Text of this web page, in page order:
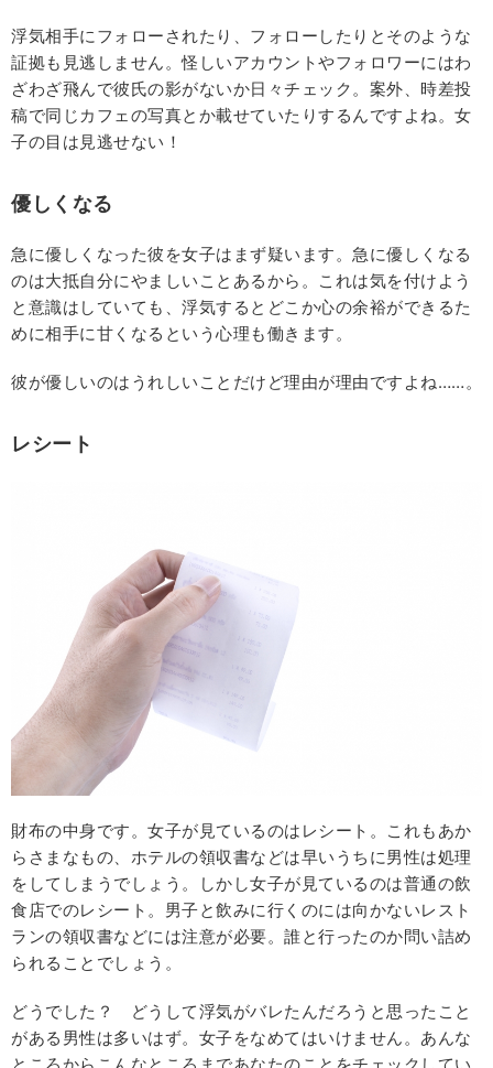
浮気相手にフォローされたり、フォローしたりとそのような
証拠も見逃しません。怪しいアカウントやフォロワーにはわ
ざわざ飛んで彼氏の影がないか日々チェック。案外、時差投
稿で同じカフェの写真とか載せていたりするんですよね。女
子の目は見逃せない！
優しくなる
急に優しくなった彼を女子はまず疑います。急に優しくなる
のは大抵自分にやましいことあるから。これは気を付けよう
と意識はしていても、浮気するとどこか心の余裕ができるた
めに相手に甘くなるという心理も働きます。
彼が優しいのはうれしいことだけど理由が理由ですよね……。
レシート
財布の中身です。女子が見ているのはレシート。これもあか
らさまなもの、ホテルの領収書などは早いうちに男性は処理
をしてしまうでしょう。しかし女子が見ているのは普通の飲
食店でのレシート。男子と飲みに行くのには向かないレスト
ランの領収書などには注意が必要。誰と行ったのか問い詰め
られることでしょう。
どうでした？ どうして浮気がバレたんだろうと思ったこと
がある男性は多いはず。女子をなめてはいけません。あんな